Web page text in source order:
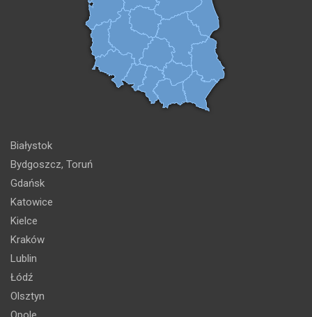
Białystok
Bydgoszcz, Toruń
Gdańsk
Katowice
Kielce
Kraków
Lublin
Łódź
Olsztyn